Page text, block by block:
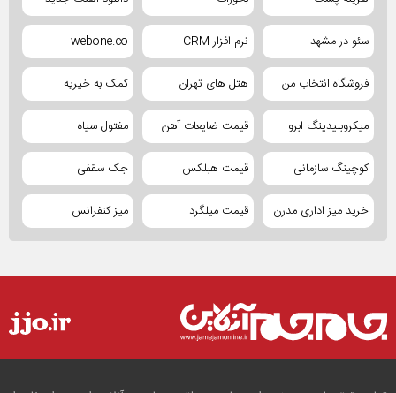
سئو در مشهد نرم افزار CRM webone.co
فروشگاه انتخاب من هتل های تهران کمک به خیریه
میکروبلیدینگ ابرو قیمت ضایعات آهن مفتول سیاه
کوچینگ سازمانی قیمت هبلکس جک سقفی
خرید میز اداری مدرن قیمت میلگرد میز کنفرانس